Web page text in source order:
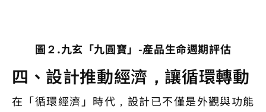
圖２.九玄「九圓寶」-產品生命週期評估
四、設計推動經濟，讓循環轉動
在「循環經濟」時代，設計已不僅是外觀與功能